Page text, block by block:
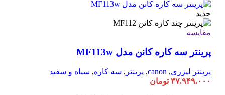
جدید
مقایسه
پرینتر سه کاره کانن مدل MF113w
پرینتر لیزری,
canon
, پرینتر , سه کاره, سیاه و سفید
۳۷.۹۴۹.۰۰۰ تومان